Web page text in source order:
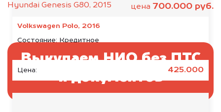
Volkswagen Polo, 2016
Состояние: Кредитное
Цена: 425.000
Hyundai Genesis G80, 2015
цена 700.000 руб.
Выкупаем НИО без ПТС
и документов